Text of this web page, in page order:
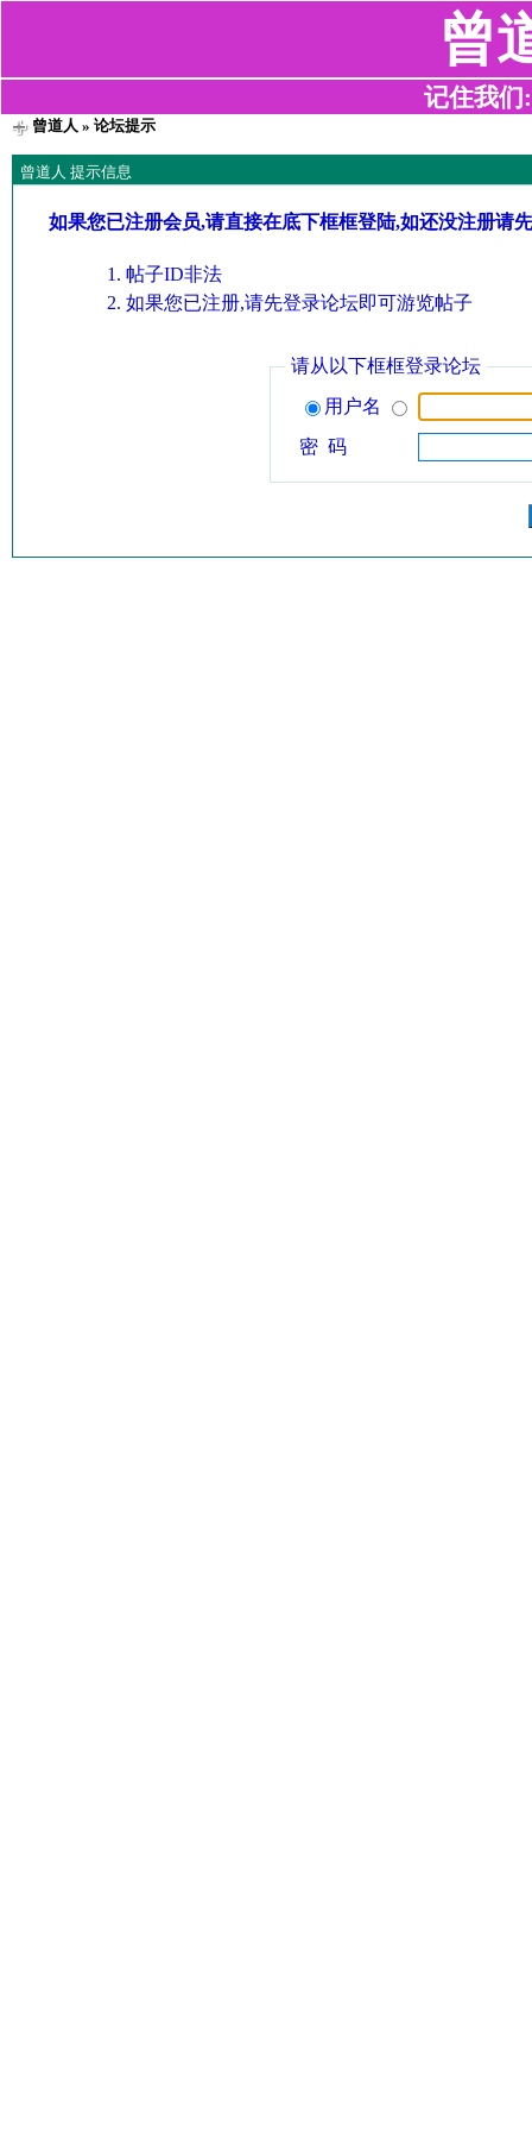
曾
记住我们
曾道人 » 论坛提示
曾道人 提示信息
如果您已注册会员,请直接在底下框框登陆,如还没注册请
帖子ID非法
如果您已注册,请先登录论坛即可游览帖子
请从以下框框登录论坛
用户名
密 码